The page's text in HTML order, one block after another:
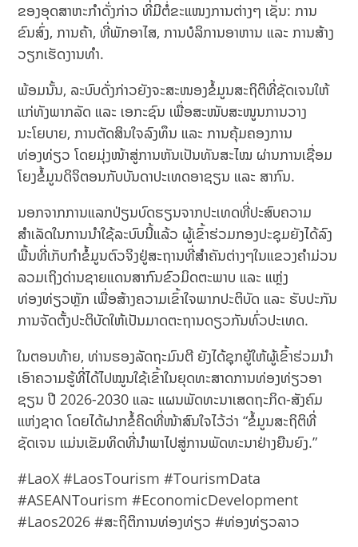
ຂອງອຸດສາຫະກຳດັ່ງກ່າວ ທີ່ມີຕໍ່ຂະແໜງການຕ່າງໆ ເຊັ່ນ: ການ
ຂົນສົ່ງ, ການຄ້າ, ທີ່ພັກອາໄສ, ການບໍລິການອາຫານ ແລະ ການສ້າງ
ວຽກເຮັດງານທຳ.
ພ້ອມນັ້ນ, ລະບົບດັ່ງກ່າວຍັງຈະສະໜອງຂໍ້ມູນສະຖິຕິທີ່ຊັດເຈນໃຫ້
ແກ່ທັງພາກລັດ ແລະ ເອກະຊົນ ເພື່ອສະໜັບສະໜູນການວາງ
ນະໂຍບາຍ, ການຕັດສິນໃຈລົງທຶນ ແລະ ການຄຸ້ມຄອງການ
ທ່ອງທ່ຽວ ໂດຍມຸ່ງໜ້າສູ່ການຫັນເປັນທັນສະໄໝ ຜ່ານການເຊື່ອມ
ໂຍງຂໍ້ມູນດິຈິຕອນກັບບັນດາປະເທດອາຊຽນ ແລະ ສາກົນ.
ນອກຈາກການແລກປ່ຽນບົດຮຽນຈາກປະເທດທີ່ປະສົບຄວາມ
ສຳເລັດໃນການນຳໃຊ້ລະບົບນີ້ແລ້ວ ຜູ້ເຂົ້າຮ່ວມກອງປະຊຸມຍັງໄດ້ລົງ
ພື້ນທີ່ເກັບກຳຂໍ້ມູນຕົວຈິງຢູ່ສະຖານທີ່ສຳຄັນຕ່າງໆໃນແຂວງຄຳມ່ວນ
ລວມເຖິງດ່ານຊາຍແດນສາກົນຂົວມິດຕະພາບ ແລະ ແຫຼ່ງ
ທ່ອງທ່ຽວຫຼັກ ເພື່ອສ້າງຄວາມເຂົ້າໃຈພາກປະຕິບັດ ແລະ ຮັບປະກັນ
ການຈັດຕັ້ງປະຕິບັດໃຫ້ເປັນມາດຕະຖານດຽວກັນທົ່ວປະເທດ.
ໃນຕອນທ້າຍ, ທ່ານຮອງລັດຖະມົນຕີ ຍັງໄດ້ຊຸກຍູ້ໃຫ້ຜູ້ເຂົ້າຮ່ວມນຳ
ເອົາຄວາມຮູ້ທີ່ໄດ້ໄປໝູນໃຊ້ເຂົ້າໃນຍຸດທະສາດການທ່ອງທ່ຽວອາ
ຊຽນ ປີ 2026-2030 ແລະ ແຜນພັດທະນາເສດຖະກິດ-ສັງຄົມ
ແຫ່ງຊາດ ໂດຍໄດ້ຝາກຂໍ້ຄິດທີ່ໜ້າສົນໃຈໄວ້ວ່າ “ຂໍ້ມູນສະຖິຕິທີ່
ຊັດເຈນ ແມ່ນເຂັມທິດທີ່ນຳພາໄປສູ່ການພັດທະນາຢ່າງຍືນຍົງ.”
#LaoX #LaosTourism #TourismData
#ASEANTourism #EconomicDevelopment
#Laos2026 #ສະຖິຕິການທ່ອງທ່ຽວ #ທ່ອງທ່ຽວລາວ